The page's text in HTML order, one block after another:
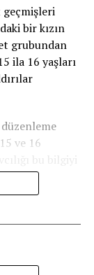
geçmişleri
bir kızın
grubundan
ila 16 yaşları
ve 16
açıklamaya